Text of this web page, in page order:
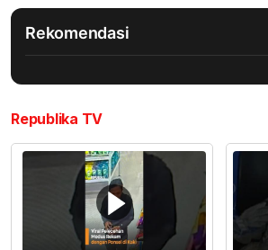
Rekomendasi
Republika TV